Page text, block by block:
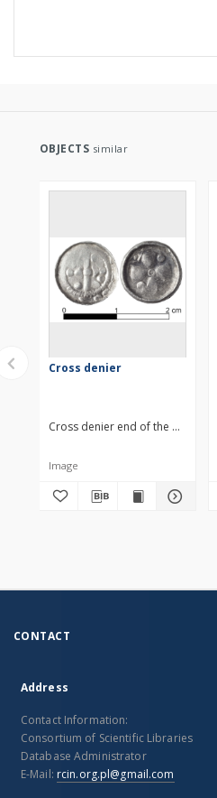
OBJECTS similar
Cross denier
Cross denier end of the 11th
Image
CONTACT
Address
Contact Information:
Consortium of Scientific Libraries
Database Administrator
E-Mail: rcin.org.pl@gmail.com